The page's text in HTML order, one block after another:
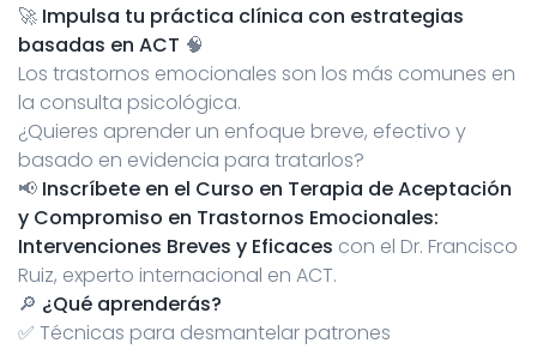
🚀 Impulsa tu práctica clínica con estrategias
basadas en ACT 🧠
Los trastornos emocionales son los más comunes en
la consulta psicológica.
¿Quieres aprender un enfoque breve, efectivo y
basado en evidencia para tratarlos?
📢 Inscríbete en el Curso en Terapia de Aceptación
y Compromiso en Trastornos Emocionales:
Intervenciones Breves y Eficaces con el Dr. Francisco
Ruiz, experto internacional en ACT.
🔎 ¿Qué aprenderás?
✅ Técnicas para desmantelar patrones